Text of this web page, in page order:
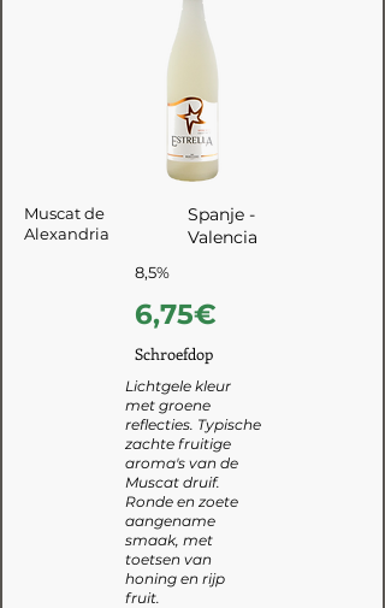
Muscat de
Alexandria
Spanje -
Valencia
8,5%
6,75€
Schroefdop
Lichtgele kleur
met groene
reflecties. Typische
zachte fruitige
aroma's van de
Muscat druif.
Ronde en zoete
aangename
smaak, met
toetsen van
honing en rijp
fruit.